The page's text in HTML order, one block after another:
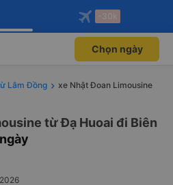
ngay!
thành viên độc
Mở app
đặt vé máy bay qua
Mở app
-30k
Chọn ngày
Lâm Đồng
xe Nhật Đoan Limousine
từ Đạ Huoai đi Biên